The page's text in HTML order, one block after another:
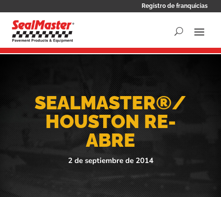
Registro de franquicias
SEALMASTER®/
HOUSTON RE-
ABRE
2 de septiembre de 2014